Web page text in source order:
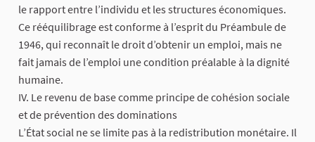
le rapport entre l’individu et les structures économiques.
Ce rééquilibrage est conforme à l’esprit du Préambule de
1946, qui reconnaît le droit d’obtenir un emploi, mais ne
fait jamais de l’emploi une condition préalable à la dignité
humaine.
IV. Le revenu de base comme principe de cohésion sociale
et de prévention des dominations
L’État social ne se limite pas à la redistribution monétaire. Il